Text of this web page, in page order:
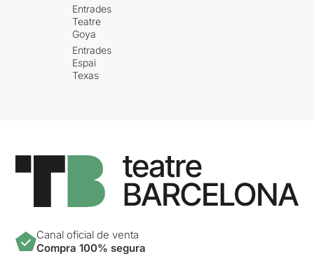
Entrades
Teatre
Goya
Entrades
Espai
Texas
Canal oficial de venta
Compra 100% segura